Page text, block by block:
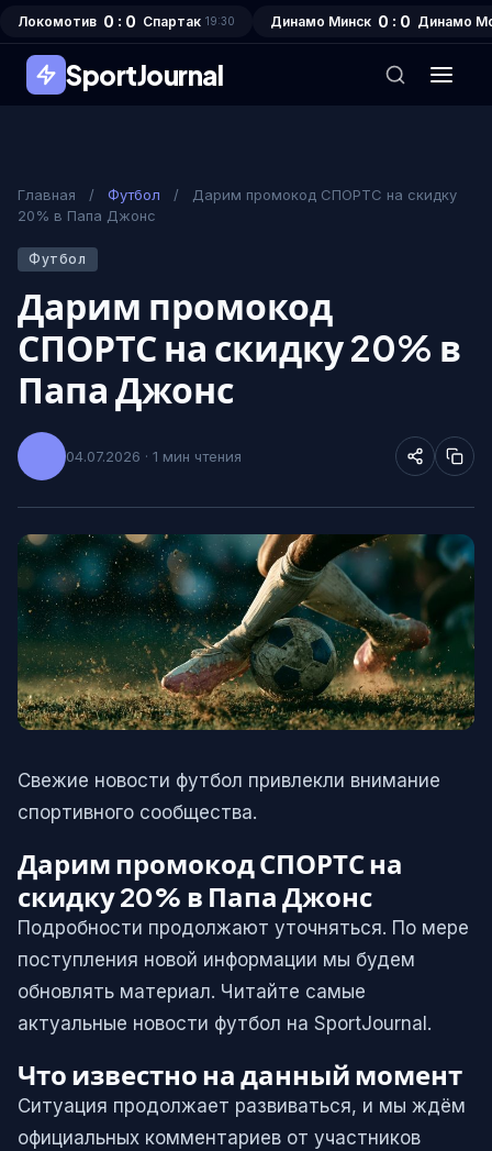
Локомотив 0 : 0 Спартак 19:30 Динамо Минск 0 : 0 Динамо
SportJournal
Главная / Футбол /
Дарим промокод СПОРТС на скидку
20% в Папа Джонс
Футбол
Дарим промокод
СПОРТС на скидку 20% в
Папа Джонс
04.07.2026 · 1 мин чтения
Свежие новости футбол привлекли внимание
спортивного сообщества.
Дарим промокод СПОРТС на
скидку 20% в Папа Джонс
Подробности продолжают уточняться. По мере
поступления новой информации мы будем
обновлять материал. Читайте самые
актуальные новости футбол на SportJournal.
Что известно на данный момент
Ситуация продолжает развиваться, и мы ждём
официальных комментариев от участников